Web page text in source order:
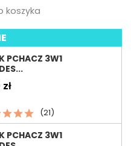
koszyka
PCHACZ 3W1
(21)
PCHACZ 3W1